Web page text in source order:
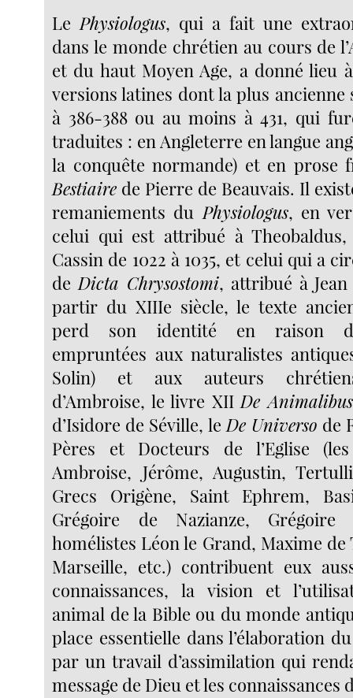
LePhysiologus, qui a fait une
dans le monde chrétien au cours de
et du haut Moyen Age, a donné lieu
versions latines dont la plus
à 386-388 ou au moins à 431, qui
traduites : en Angleterre en langue
la conquête normande) et en prose
Bestiaire de Pierre de Beauvais. Il
remaniements duPhysiologus, en
celui qui est attribué à
Cassin de 1022 à 1035, et celui qui a
deDicta Chrysostomi, attribué à
partir du XIIIe siècle, le texte
perd son identité en raison
empruntées aux naturalistes
Solin) et aux auteurs
d’Ambroise, le livre XIIDe Animalibus
d’Isidore de Séville, leDe Universo de
Pères et Docteurs de l’Eglise
Ambroise, Jérôme, Augustin,
Grecs Origène, Saint Ephrem,
Grégoire de Nazianze,
homélistes Léon le Grand, Maxime de
Marseille, etc.) contribuent eux
connaissances, la vision et
animal de la Bible ou du monde
place essentielle dans l’élaboration
par un travail d’assimilation qui
message de Dieu et les connaissances